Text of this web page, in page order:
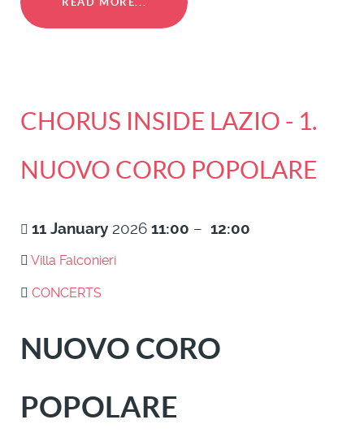
CHORUS INSIDE LAZIO - 1.
NUOVO CORO POPOLARE
11 January 2026 11:00 – 12:00
Villa Falconieri
CONCERTS
NUOVO CORO
POPOLARE